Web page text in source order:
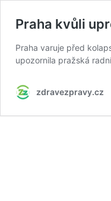
Praha kvůli
Praha varuje před
upozornila pražská
zdravezpravy.cz